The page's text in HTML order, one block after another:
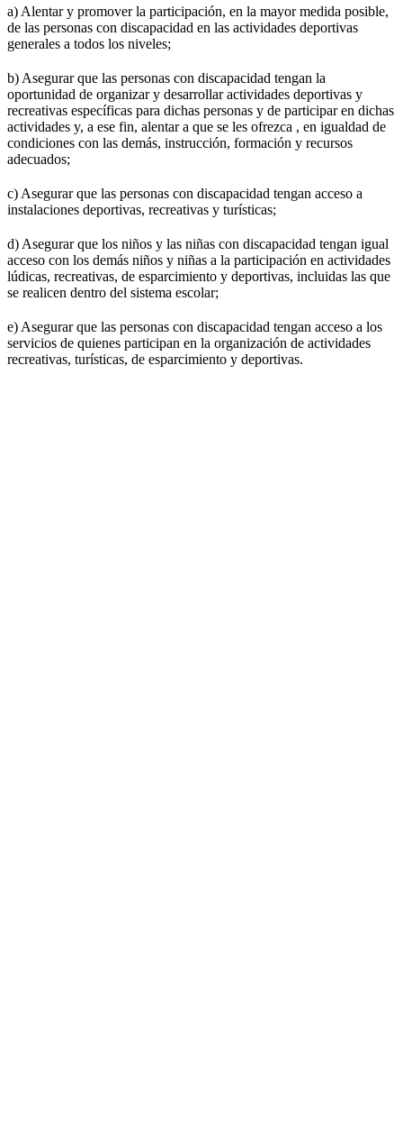
a) Alentar y promover la participación, en la mayor medida posible,
de las personas con discapacidad en las actividades deportivas
generales a todos los niveles;
b) Asegurar que las personas con discapacidad tengan la
oportunidad de organizar y desarrollar actividades deportivas y
recreativas específicas para dichas personas y de participar en dichas
actividades y, a ese fin, alentar a que se les ofrezca , en igualdad de
condiciones con las demás, instrucción, formación y recursos
adecuados;
c) Asegurar que las personas con discapacidad tengan acceso a
instalaciones deportivas, recreativas y turísticas;
d) Asegurar que los niños y las niñas con discapacidad tengan igual
acceso con los demás niños y niñas a la participación en actividades
lúdicas, recreativas, de esparcimiento y deportivas, incluidas las que
se realicen dentro del sistema escolar;
e) Asegurar que las personas con discapacidad tengan acceso a los
servicios de quienes participan en la organización de actividades
recreativas, turísticas, de esparcimiento y deportivas.